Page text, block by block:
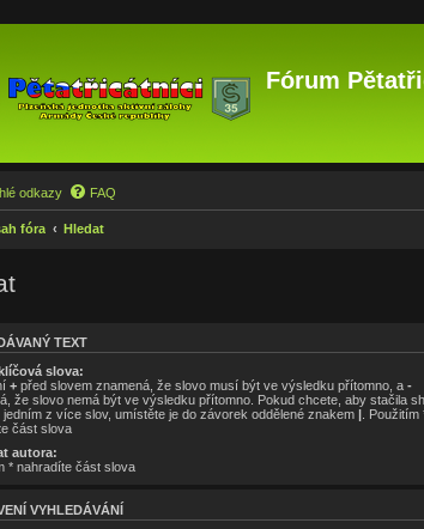
Fórum
odkazy FAQ
fóra Hledat
TEXT
slova:
+ před slovem znamená, že slovo musí být ve výsledku přítomno, a -
že slovo nemá být ve výsledku přítomno. Pokud chcete, aby stačila
jedním z více slov, umístěte je do závorek oddělené znakem
. Použitím
část slova
autora:
* nahradíte část slova
VYHLEDÁVÁNÍ